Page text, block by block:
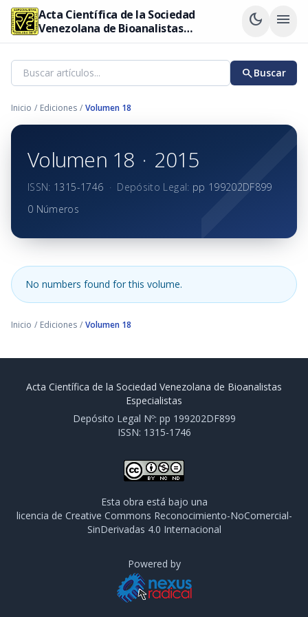
Acta Científica de la Sociedad
Venezolana de Bioanalistas
Especialistas
dark_mode menu
searchBuscar
Inicio / Ediciones / Volumen 18
Volumen 18 · 2015
ISSN: 1315-1746 · Depósito Legal: pp 199202DF899
0 Números
No numbers found for this volume.
Inicio / Ediciones / Volumen 18
Acta Científica de la Sociedad Venezolana de Bioanalistas
Especialistas
Depósito Legal Nº: pp 199202DF899
ISSN: 1315-1746
Esta obra está bajo una
licencia de Creative Commons Reconocimiento-NoComercial-
SinDerivadas 4.0 Internacional
Powered by